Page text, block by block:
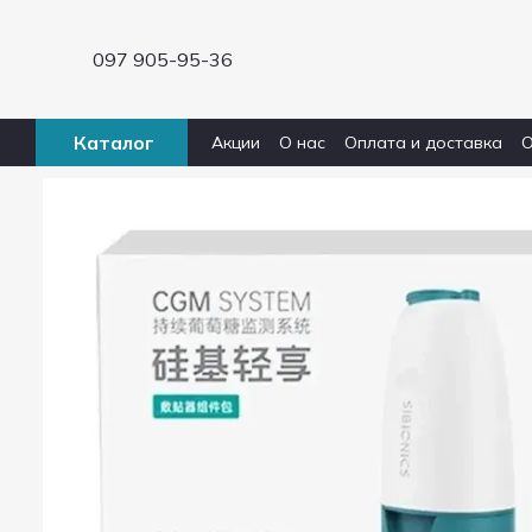
097 905-95-36
Каталог Акции О нас Оплата и доставка